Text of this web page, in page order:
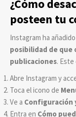
¿Cómo
posteen tu
Instagram ha
posibilidad de
publicaciones. Este
Abre Instagram y
Toca el icono de
Ve a Configuración
Entra en Cómo